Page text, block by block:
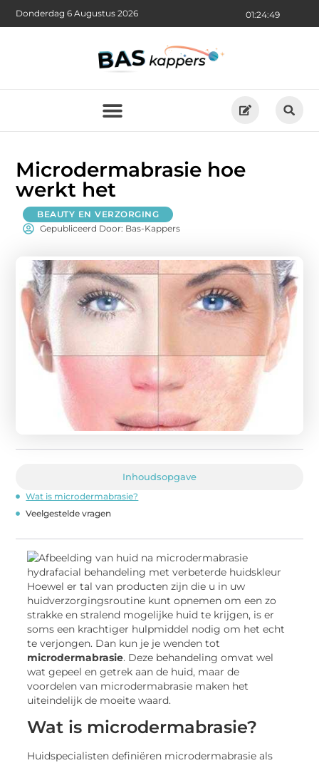
01:24:50
Donderdag 6 Augustus 2026
Microdermabrasie hoe
werkt het
BEAUTY EN VERZORGING
Gepubliceerd Door: Bas-Kappers
Inhoudsopgave
Wat is microdermabrasie?
Veelgestelde vragen
Hoewel er tal van producten zijn die u in uw
huidverzorgingsroutine kunt opnemen om een ​​zo
strakke en stralend mogelijke huid te krijgen, is er
soms een krachtiger hulpmiddel nodig om het echt
te verjongen. Dan kun je je wenden tot
microdermabrasie. Deze behandeling omvat wel
wat gepeel en getrek aan de huid, maar de
voordelen van microdermabrasie maken het
uiteindelijk de moeite waard.
Wat is microdermabrasie?
Huidspecialisten definiëren microdermabrasie als